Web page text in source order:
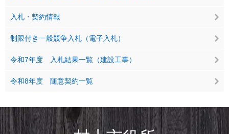
入札・契約情報
制限付き一般競争入札（電子入札）
令和7年度 入札結果一覧（建設工事）
令和8年度 随意契約一覧